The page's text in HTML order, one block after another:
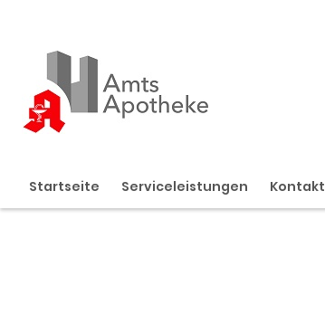
Startseite Serviceleistungen Kontakt